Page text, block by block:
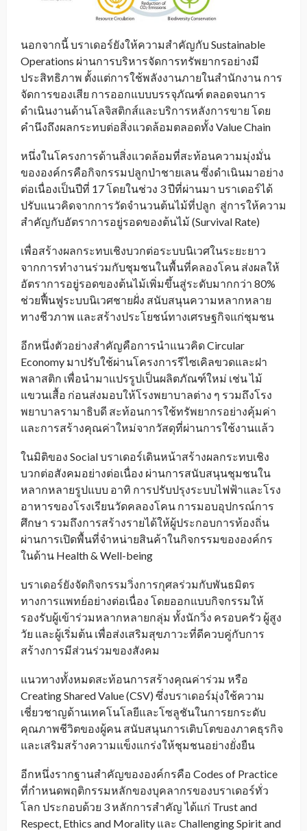
นอกจากนี้ บราเดอร์ยังให้ความสำคัญกับ Sustainable
Operations ผ่านการบริหารจัดการทรัพยากรอย่างมี
ประสิทธิภาพ ตั้งแต่การใช้พลังงานภายในสำนักงาน การ
จัดการของเสีย การออกแบบบรรจุภัณฑ์ ตลอดจนการ
ดำเนินงานด้านโลจิสติกส์และบริการหลังการขาย โดย
คำนึงถึงผลกระทบต่อสิ่งแวดล้อมตลอดทั้ง Value Chain
หนึ่งในโครงการด้านสิ่งแวดล้อมที่สะท้อนความมุ่งมั่น
ขององค์กรคือกิจกรรมปลูกป่าชายเลน ซึ่งดำเนินมาอย่าง
ต่อเนื่องเป็นปีที่ 17 โดยในช่วง 3 ปีที่ผ่านมา บราเดอร์ได้
ปรับแนวคิดจากการวัดจำนวนต้นไม้ที่ปลูก สู่การให้ความ
สำคัญกับอัตราการอยู่รอดของต้นไม้ (Survival Rate)
เพื่อสร้างผลกระทบเชิงบวกต่อระบบนิเวศในระยะยาว
จากการทำงานร่วมกับชุมชนในพื้นที่คลองโคน ส่งผลให้
อัตราการอยู่รอดของต้นไม้เพิ่มขึ้นสู่ระดับมากกว่า 80%
ช่วยฟื้นฟูระบบนิเวศชายฝั่ง สนับสนุนความหลากหลาย
ทางชีวภาพ และสร้างประโยชน์ทางเศรษฐกิจแก่ชุมชน
อีกหนึ่งตัวอย่างสำคัญคือการนำแนวคิด Circular
Economy มาปรับใช้ผ่านโครงการรีไซเคิลขวดและฝา
พลาสติก เพื่อนำมาแปรรูปเป็นผลิตภัณฑ์ใหม่ เช่น ไม้
แขวนเสื้อ ก่อนส่งมอบให้โรงพยาบาลต่าง ๆ รวมถึงโรง
พยาบาลรามาธิบดี สะท้อนการใช้ทรัพยากรอย่างคุ้มค่า
และการสร้างคุณค่าใหม่จากวัสดุที่ผ่านการใช้งานแล้ว
ในมิติของ Social บราเดอร์เดินหน้าสร้างผลกระทบเชิง
บวกต่อสังคมอย่างต่อเนื่อง ผ่านการสนับสนุนชุมชนใน
หลากหลายรูปแบบ อาทิ การปรับปรุงระบบไฟฟ้าและโรง
อาหารของโรงเรียนวัดคลองโคน การมอบอุปกรณ์การ
ศึกษา รวมถึงการสร้างรายได้ให้ผู้ประกอบการท้องถิ่น
ผ่านการเปิดพื้นที่จำหน่ายสินค้าในกิจกรรมขององค์กร
ในด้าน Health & Well-being
บราเดอร์ยังจัดกิจกรรมวิ่งการกุศลร่วมกับพันธมิตร
ทางการแพทย์อย่างต่อเนื่อง โดยออกแบบกิจกรรมให้
รองรับผู้เข้าร่วมหลากหลายกลุ่ม ทั้งนักวิ่ง ครอบครัว ผู้สูง
วัย และผู้เริ่มต้น เพื่อส่งเสริมสุขภาวะที่ดีควบคู่กับการ
สร้างการมีส่วนร่วมของสังคม
แนวทางทั้งหมดสะท้อนการสร้างคุณค่าร่วม หรือ
Creating Shared Value (CSV) ซึ่งบราเดอร์มุ่งใช้ความ
เชี่ยวชาญด้านเทคโนโลยีและโซลูชันในการยกระดับ
คุณภาพชีวิตของผู้คน สนับสนุนการเติบโตของภาคธุรกิจ
และเสริมสร้างความแข็งแกร่งให้ชุมชนอย่างยั่งยืน
อีกหนึ่งรากฐานสำคัญขององค์กรคือ Codes of Practice
ที่กำหนดพฤติกรรมหลักของบุคลากรของบราเดอร์ทั่ว
โลก ประกอบด้วย 3 หลักการสำคัญ ได้แก่ Trust and
Respect, Ethics and Morality และ Challenging Spirit and